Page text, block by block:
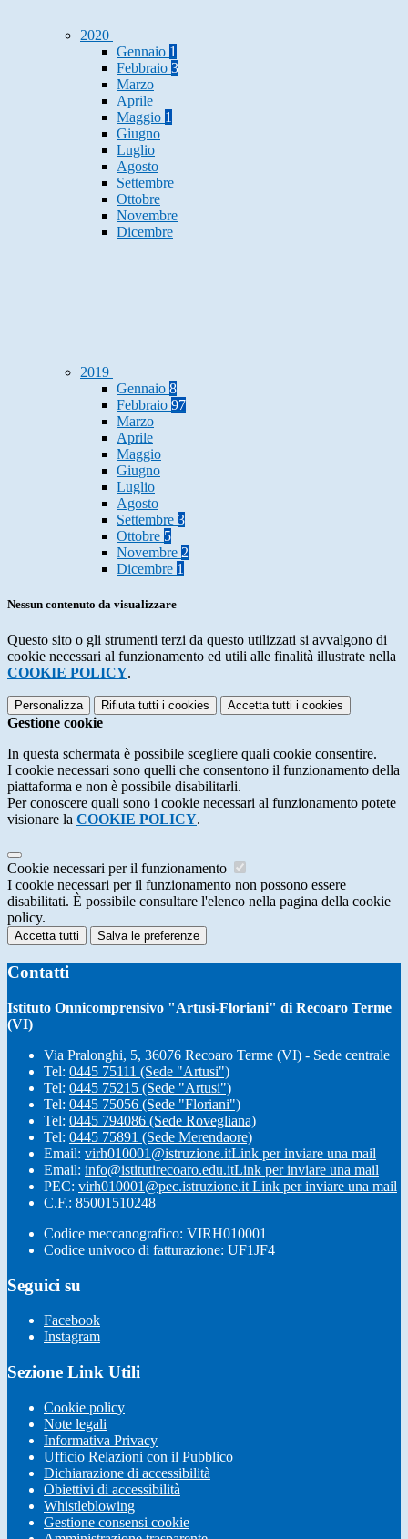
2020
Gennaio 1
Febbraio 3
Marzo
Aprile
Maggio 1
Giugno
Luglio
Agosto
Settembre
Ottobre
Novembre
Dicembre
2019
Gennaio 8
Febbraio 97
Marzo
Aprile
Maggio
Giugno
Luglio
Agosto
Settembre 3
Ottobre 5
Novembre 2
Dicembre 1
Nessun contenuto da visualizzare
Questo sito o gli strumenti terzi da questo utilizzati si avvalgono di
cookie necessari al funzionamento ed utili alle finalità illustrate nella
COOKIE POLICY.
Personalizza Rifiuta tutti i cookies Accetta tutti i cookies
Gestione cookie
In questa schermata è possibile scegliere quali cookie consentire.
I cookie necessari sono quelli che consentono il funzionamento della
piattaforma e non è possibile disabilitarli.
Per conoscere quali sono i cookie necessari al funzionamento potete
visionare la COOKIE POLICY.
Cookie necessari per il funzionamento
I cookie necessari per il funzionamento non possono essere
disabilitati. È possibile consultare l'elenco nella pagina della cookie
policy.
Accetta tutti Salva le preferenze
Contatti
Istituto Onnicomprensivo "Artusi-Floriani" di Recoaro Terme
(VI)
Via Pralonghi, 5, 36076 Recoaro Terme (VI) - Sede centrale
Tel: 0445 75111 (Sede "Artusi")
Tel: 0445 75215 (Sede "Artusi")
Tel: 0445 75056 (Sede "Floriani")
Tel: 0445 794086 (Sede Rovegliana)
Tel: 0445 75891 (Sede Merendaore)
Email: virh010001@istruzione.itLink per inviare una mail
Email: info@istitutirecoaro.edu.itLink per inviare una mail
PEC: virh010001@pec.istruzione.it Link per inviare una mail
C.F.: 85001510248
Codice meccanografico: VIRH010001
Codice univoco di fatturazione: UF1JF4
Seguici su
Facebook
Instagram
Sezione Link Utili
Cookie policy
Note legali
Informativa Privacy
Ufficio Relazioni con il Pubblico
Dichiarazione di accessibilità
Obiettivi di accessibilità
Whistleblowing
Gestione consensi cookie